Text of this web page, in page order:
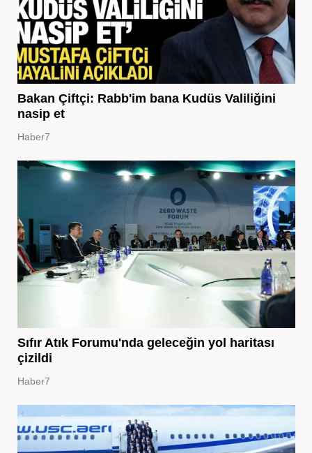
Bakan Çiftçi: Rabb'im bana Kudüs Valiliğini
nasip et
Haber7
Sıfır Atık Forumu'nda geleceğin yol haritası
çizildi
Haber7